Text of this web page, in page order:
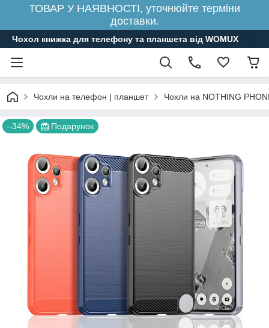
ТОВАР У НАЯВНОСТІ, уточнюйте терміни
доставки.
Чохол книжка для телефону та планшета від WOMUX
Чохли на телефон | планшет Чохли на NOTHING
–34% Подарунок